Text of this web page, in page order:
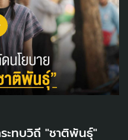
ะทบวิถี "ชาติพันธุ์"